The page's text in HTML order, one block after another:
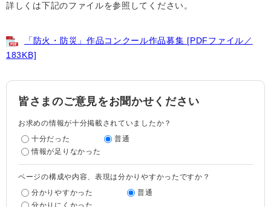
詳しくは下記のファイルを参照してください。
「防火・防災」作品コンクール作品募集 [PDFファイル／
183KB]
皆さまのご意見をお聞かせください
お求めの情報が十分掲載されていましたか？
十分だった
普通
情報が足りなかった
ページの構成や内容、表現は分かりやすかったですか？
分かりやすかった
普通